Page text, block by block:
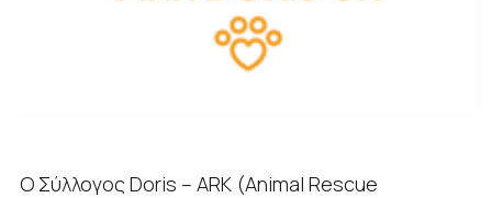
Ο Σύλλογος Doris – ARK (Animal Rescue